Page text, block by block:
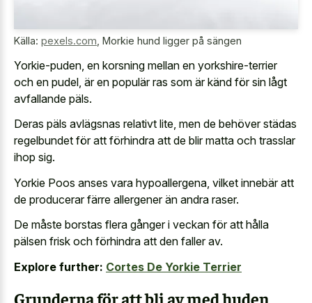
Källa: pexels.com Morkie hund ligger på sängen
Yorkie-puden, en korsning mellan en yorkshire-terrier
och en pudel, är en populär ras som är känd för sin lågt
avfallande päls.
Deras päls avlägsnas relativt lite, men de behöver städas
regelbundet för att förhindra att de blir matta och trasslar
ihop sig.
Yorkie Poos anses vara hypoallergena, vilket innebär att
de producerar färre allergener än andra raser.
De måste borstas flera gånger i veckan för att hålla
pälsen frisk och förhindra att den faller av.
Explore further: Cortes De Yorkie Terrier
Grunderna för att bli av med huden